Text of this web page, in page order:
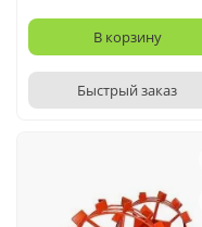
В корзину
Быстрый заказ